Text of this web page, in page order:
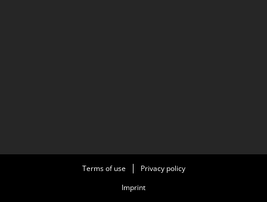
Terms of use
Privacy policy
Imprint